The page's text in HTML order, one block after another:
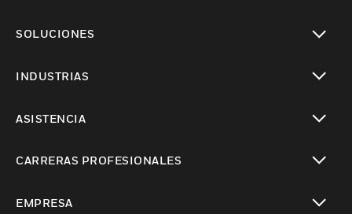
SOLUCIONES
INDUSTRIAS
ASISTENCIA
CARRERAS PROFESIONALES
EMPRESA